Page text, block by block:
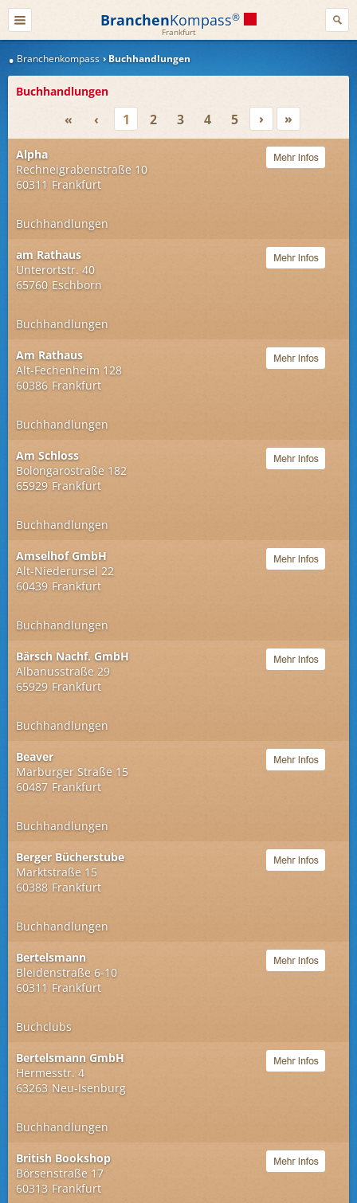
BranchenKompass®
Frankfurt
Branchenkompass Buchhandlungen
Buchhandlungen
« ‹ 1 2 3 4 5 › »
Alpha
Rechneigrabenstraße 10
60311 Frankfurt
Buchhandlungen
am Rathaus
Unterortstr. 40
65760 Eschborn
Buchhandlungen
Am Rathaus
Alt-Fechenheim 128
60386 Frankfurt
Buchhandlungen
Am Schloss
Bolongarostraße 182
65929 Frankfurt
Buchhandlungen
Amselhof GmbH
Alt-Niederursel 22
60439 Frankfurt
Buchhandlungen
Bärsch Nachf. GmbH
Albanusstraße 29
65929 Frankfurt
Buchhandlungen
Beaver
Marburger Straße 15
60487 Frankfurt
Buchhandlungen
Berger Bücherstube
Marktstraße 15
60388 Frankfurt
Buchhandlungen
Bertelsmann
Bleidenstraße 6-10
60311 Frankfurt
Buchclubs
Bertelsmann GmbH
Hermesstr. 4
63263 Neu-Isenburg
Buchhandlungen
British Bookshop
Börsenstraße 17
60313 Frankfurt